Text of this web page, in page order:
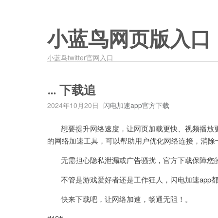
小蓝鸟网页版入口
小蓝鸟twitter官网入口
… 下载追
2024年10月20日 闪电加速app官方下载
想要提升网络速度，让网页加载更快、视频播放
的网络加速工具，可以帮助用户优化网络连接，消
无需担心隐私泄漏或广告骚扰，官方下载保障您
不管是游戏爱好者还是工作狂人，闪电加速app
快来下载吧，让网络加速，畅通无阻！。